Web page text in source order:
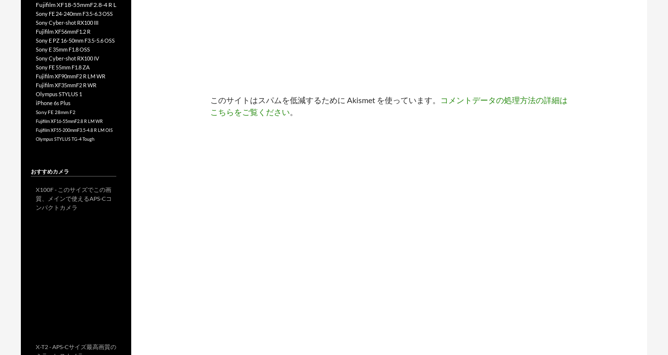
このサイトはスパムを低減するために Akismet を使っています。
コメントデータの処理方法の詳細は
こちらをご覧ください。
Fujifilm XF18-55mmF2.8-4 R LM OIS
Sony FE 24-240mm F3.5-6.3 OSS
Sony Cyber-shot RX100 III
Fujifilm XF56mmF1.2 R
Sony E PZ 16-50mm F3.5-5.6 OSS
Sony E 35mm F1.8 OSS
Sony Cyber-shot RX100 IV
Sony FE 55mm F1.8 ZA
Fujifilm XF90mmF2 R LM WR
Fujifilm XF35mmF2 R WR
Olympus STYLUS 1
iPhone 6s Plus
Sony FE 28mm F2
Fujifilm XF16-55mmF2.8 R LM WR
Fujifilm XF55-200mmF3.5-4.8 R LM OIS
Olympus STYLUS TG-4 Tough
おすすめカメラ
X100F - このサイズでこの画
質、メインで使えるAPS-Cコ
ンパクトカメラ
X-T2 - APS-Cサイズ最高画質の